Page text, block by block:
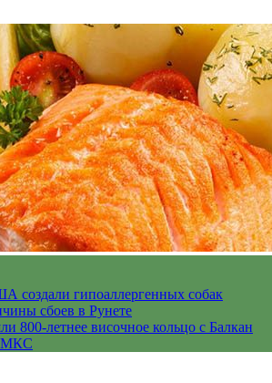
создали гипоаллергенных собак
сбоев в Рунете
800-летнее височное кольцо с Балкан
МКС